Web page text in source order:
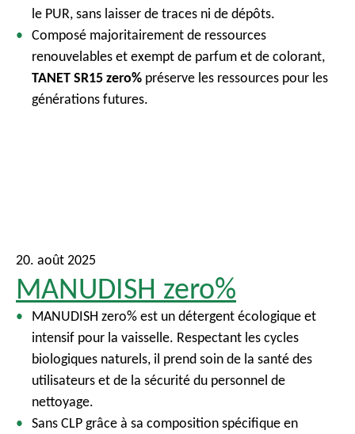
le PUR, sans laisser de traces ni de dépôts.
Composé majoritairement de ressources
renouvelables et exempt de parfum et de colorant,
TANET SR15 zero% préserve les ressources pour les
générations futures.
20. août 2025
MANUDISH zero%
MANUDISH zero% est un détergent écologique et
intensif pour la vaisselle. Respectant les cycles
biologiques naturels, il prend soin de la santé des
utilisateurs et de la sécurité du personnel de
nettoyage.
Sans CLP grâce à sa composition spécifique en